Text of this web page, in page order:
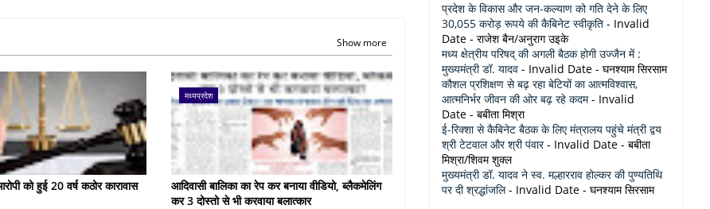
Show more
को हुई 20 वर्ष कठोर कारावास
मध्यप्रदेश
आदिवासी बालिका का रेप कर बनाया वीडियो, ब्लैकमेलिंग
कर 3 दोस्तो से भी करवाया बलात्कार
प्रदेश के विकास और जन-कल्याण को गति देने के लिए
30,055 करोड़ रूपये की कैबिनेट स्वीकृति - Invalid
Date - राजेश बैन/अनुराग उइके
मध्य क्षेत्रीय परिषद् की अगली बैठक होगी उज्जैन में :
मुख्यमंत्री डॉ. यादव - Invalid Date - घनश्याम सिरसाम
कौशल प्रशिक्षण से बढ़ रहा बेटियों का आत्मविश्वास,
आत्मनिर्भर जीवन की ओर बढ़ रहे कदम- Invalid
Date - बबीता मिश्रा
ई-रिक्शा से कैबिनेट बैठक के लिए मंत्रालय पहुंचे मंत्री द्वय
श्री टेटवाल और श्री पंवार- Invalid Date - बबीता
मिश्रा/शिवम शुक्ल
मुख्यमंत्री डॉ. यादव ने स्व. मल्हारराव होल्कर की पुण्यतिथि
पर दी श्रद्धांजलि- Invalid Date - घनश्याम सिरसाम